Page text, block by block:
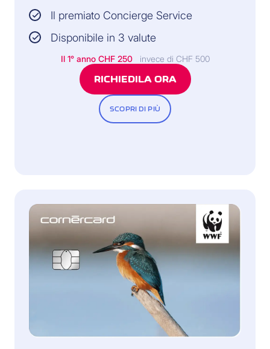
Il premiato Concierge Service
Disponibile in 3 valute
Il 1° anno CHF 250 invece di CHF 500
RICHIEDILA ORA
SCOPRI DI PIÙ